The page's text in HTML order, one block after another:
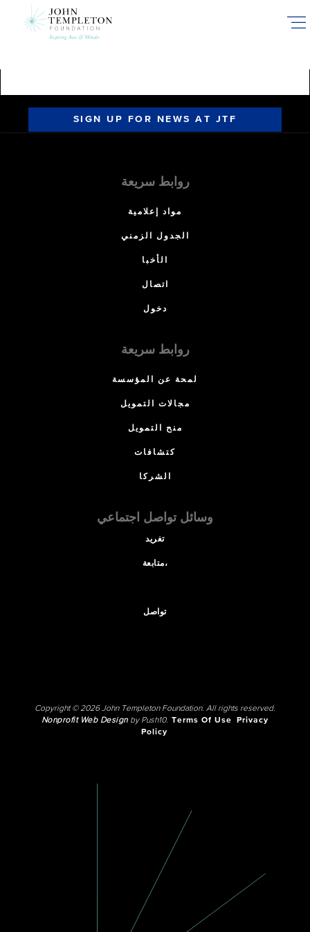
SIGN UP FOR NEWS AT JTF
روابط سريعة
مواد إعلامية
الجدول الزمني
الأخبا
اتصال
دخول
روابط سريعة
لمحة عن المؤسسة
مجالات التمويل
منح التمويل
كتشافات
الشركا
وسائل تواصل اجتماعي
تغريد
متابعة،
تواصل
Copyright © 2026 John Templeton Foundation. All rights reserved.
Nonprofit Web Designby Push10. Terms Of Use
Privacy
Policy